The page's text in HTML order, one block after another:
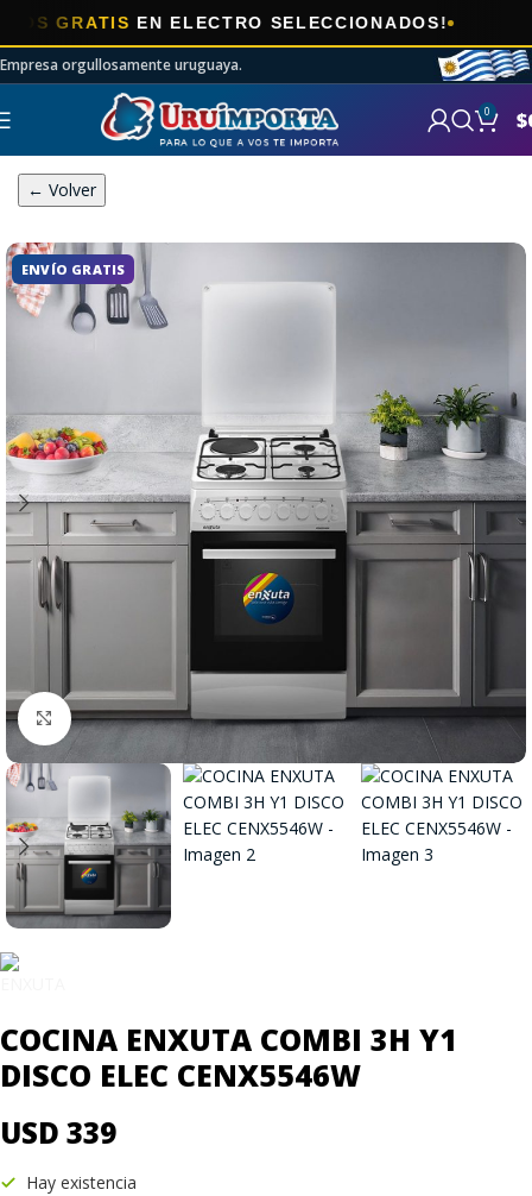
EN ELECTRO SELECCIONADOS!
Empresa orgullosamente uruguaya.
0 $
← Volver
ENVÍO GRATIS
Click to enlarge
COCINA ENXUTA COMBI 3H Y1
DISCO ELEC CENX5546W
USD 339
Hay existencia